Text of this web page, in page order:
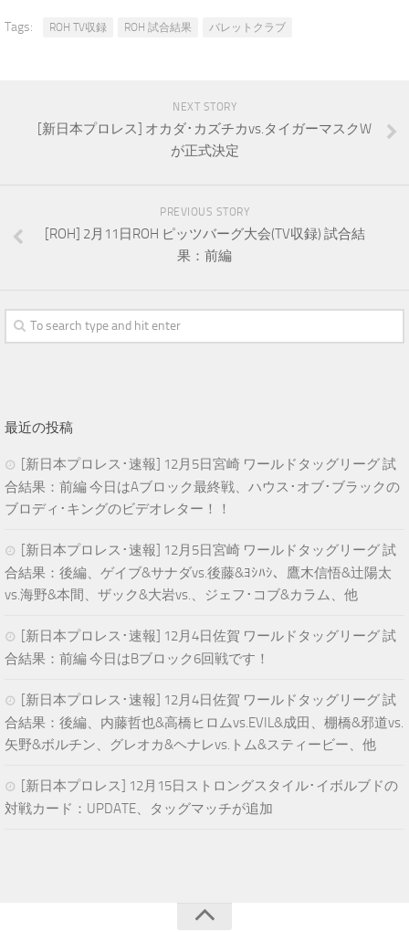
Tags: ROH TV収録 ROH 試合結果 バレットクラブ
NEXT STORY
[新日本プロレス] オカダ･カズチカvs.タイガーマスクW
が正式決定
PREVIOUS STORY
[ROH] 2月11日ROH ピッツバーグ大会(TV収録) 試合結
果：前編
最近の投稿
[新日本プロレス･速報] 12月5日宮崎 ワールドタッグリーグ 試
合結果：前編 今日はAブロック最終戦、ハウス･オブ･ブラックの
ブロディ･キングのビデオレター！！
[新日本プロレス･速報] 12月5日宮崎 ワールドタッグリーグ 試
合結果：後編、ゲイブ&サナダvs.後藤&ﾖｼﾊｼ、鷹木信悟&辻陽太
vs.海野&本間、ザック&大岩vs.、ジェフ･コブ&カラム、他
[新日本プロレス･速報] 12月4日佐賀 ワールドタッグリーグ 試
合結果：前編 今日はBブロック6回戦です！
[新日本プロレス･速報] 12月4日佐賀 ワールドタッグリーグ 試
合結果：後編、内藤哲也&高橋ヒロムvs.EVIL&成田、棚橋&邪道vs.
矢野&ボルチン、グレオカ&ヘナレvs.トム&スティービー、他
[新日本プロレス] 12月15日ストロングスタイル･イボルブドの
対戦カード：UPDATE、タッグマッチが追加